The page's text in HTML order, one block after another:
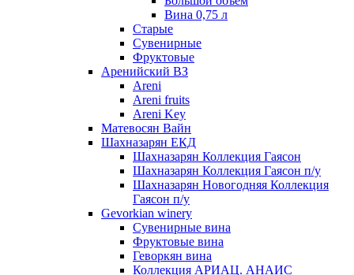
Вина 0,75 л
Старые
Сувенирные
Фруктовые
Аренийский ВЗ
Areni
Areni fruits
Areni Key
Матевосян Вайн
Шахназарян ЕКД
Шахназарян Коллекция Гаясон
Шахназарян Коллекция Гаясон п/у
Шахназарян Новогодняя Коллекция
Гаясон п/у
Gevorkian winery
Сувенирные вина
Фруктовые вина
Геворкян вина
Коллекция АРИАЦ. АНАИС